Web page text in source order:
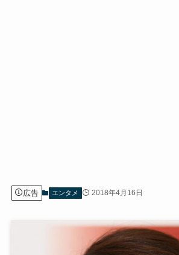
広告 エンタメ 2018年4月16日